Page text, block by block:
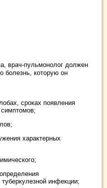
врач-пульмонолог должен
болезнь, которую он
сроках появления
характерных
инфекции;